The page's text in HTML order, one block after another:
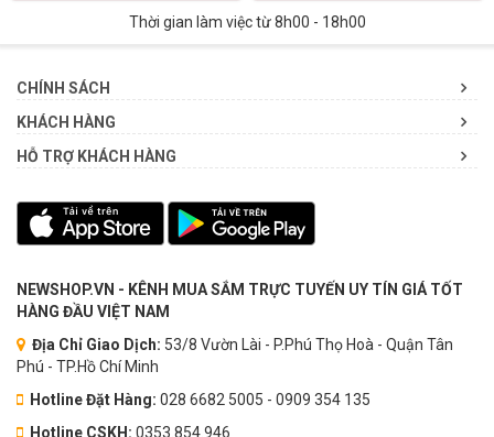
Thời gian làm việc từ 8h00 - 18h00
CHÍNH SÁCH
KHÁCH HÀNG
HỖ TRỢ KHÁCH HÀNG
NEWSHOP.VN - KÊNH MUA SẮM TRỰC TUYẾN UY TÍN GIÁ TỐT
HÀNG ĐẦU VIỆT NAM
Địa Chỉ Giao Dịch: 53/8 Vườn Lài - P.Phú Thọ Hoà - Quận Tân
Phú - TP.Hồ Chí Minh
Hotline Đặt Hàng: 028 6682 5005 - 0909 354 135
Hotline CSKH: 0353.854.946